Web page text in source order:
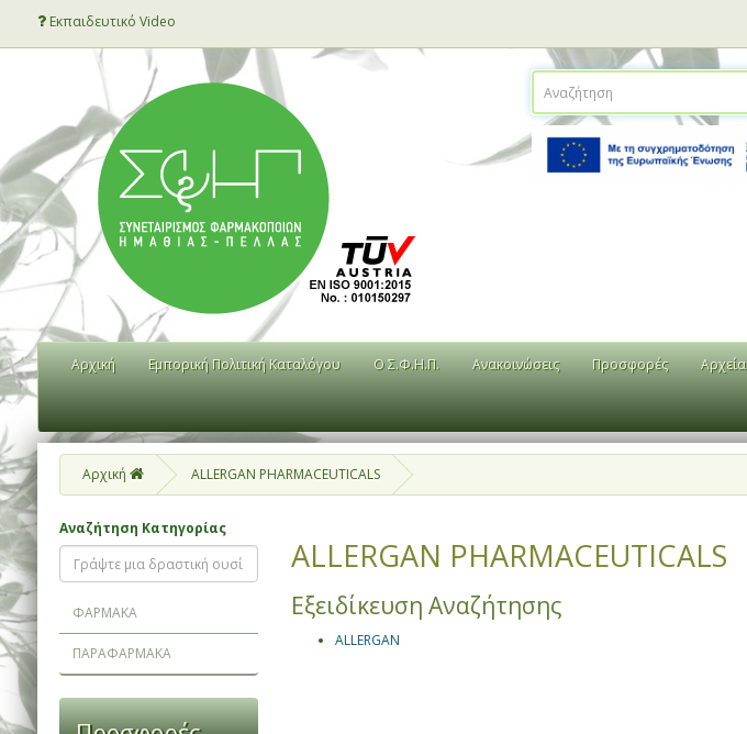
Εκπαιδευτικό Video
Αρχική Εμπορική Πολιτική Καταλόγου Ο Σ.Φ.Η.Π. Ανακοινώσεις Προσφορές Αρχεία
Αρχική ALLERGAN PHARMACEUTICALS
Αναζήτηση Κατηγορίας
ΦΑΡΜΑΚΑ
ΠΑΡΑΦΑΡΜΑΚΑ
ALLERGAN PHARMACEUTICALS
Εξειδίκευση Αναζήτησης
ALLERGAN